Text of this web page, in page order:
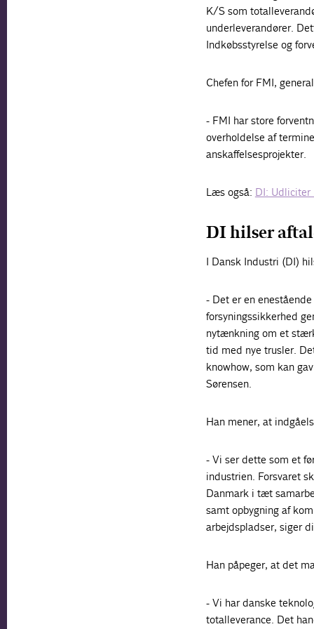
K/S som
underleverandører.
Indkøbsstyrelse og
Chefen for FMI,
- FMI har store
overholdelse af
anskaffelsesprojekter.
Læs også: DI: Udliciter
DI hilser
I Dansk Industri (DI)
- Det er en
forsyningssikkerhed
nytænkning om et
tid med nye trusler.
knowhow, som kan
Sørensen.
Han mener, at
- Vi ser dette som et
industrien. Forsvaret
Danmark i tæt
samt opbygning af
arbejdspladser, siger
Han påpeger, at det
- Vi har danske
totalleverance. Det